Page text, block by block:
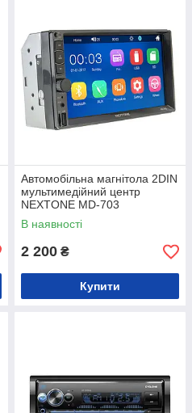
Автомобільна магнітола 2DIN
мультимедійний центр
NEXTONE MD-703
В наявності
2 200 ₴
Купити